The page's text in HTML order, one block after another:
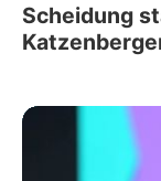
Scheidung